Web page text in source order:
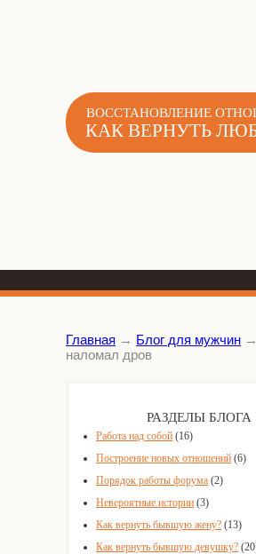
ВОССТАНОВЛЕНИЕ
КАК ВЕРНУТЬ
Главная → Блог для мужчин →
наломал дров
РАЗДЕЛЫ БЛОГА
Работа над собой (16)
Построение новых отношений (6)
Порядок работы форума (2)
Невероятные истории (3)
Как вернуть бывшую жену? (13)
Как вернуть бывшую девушку?